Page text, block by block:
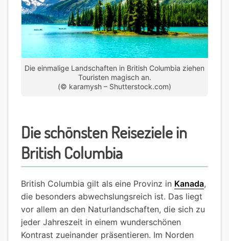
Die einmalige Landschaften in British Columbia ziehen
Touristen magisch an.
(© karamysh – Shutterstock.com)
Die schönsten Reiseziele in
British Columbia
British Columbia gilt als eine Provinz in Kanada,
die besonders abwechslungsreich ist. Das liegt
vor allem an den Naturlandschaften, die sich zu
jeder Jahreszeit in einem wunderschönen
Kontrast zueinander präsentieren. Im Norden